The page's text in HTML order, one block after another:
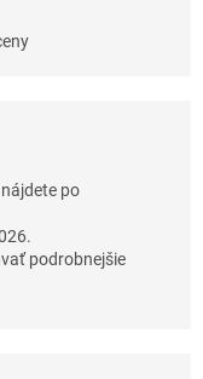
po
podrobnejšie